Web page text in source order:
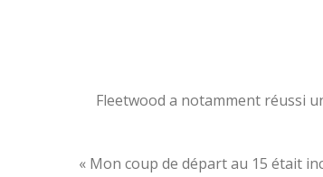
Fleetwood a notamment réussi
« Mon coup de départ au 15 était